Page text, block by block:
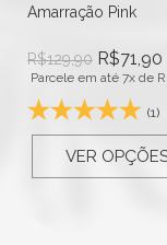
Amarração Pink
R$129,90 R$71,90
Parcele em até 7x de
(1)
VER